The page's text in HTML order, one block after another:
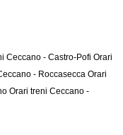
Ceccano - Castro-Pofi Orari
- Roccasecca Orari
Orari treni Ceccano -